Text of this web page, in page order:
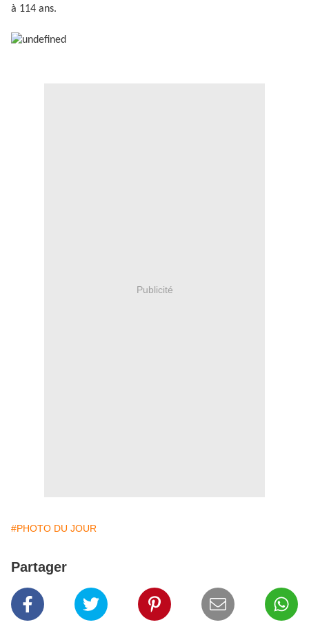
à 114 ans.
Publicité
#PHOTO DU JOUR
Partager